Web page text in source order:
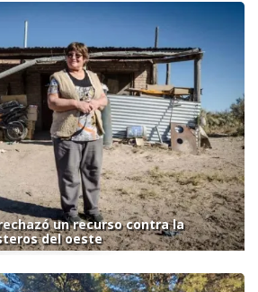
un recurso contra la
del oeste